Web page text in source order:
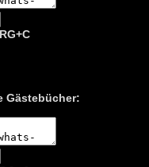
Gästebücher: